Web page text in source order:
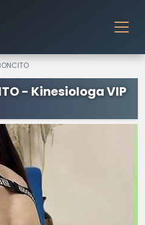
- Kinesiologa VIP